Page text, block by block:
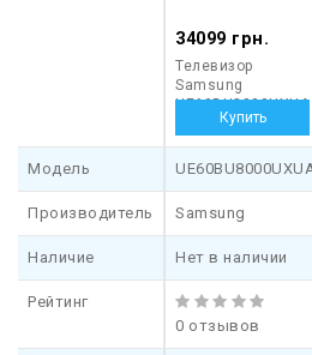
с легкостью обмениваться
независимо от модели и
устройств. В случае телевизора
на него можно напрямую
устройств — к примеру, со
базе обычной «локалки», для
беспроводной Wi-Fi.
34099 грн.
Телевизор
Samsung
UE60BU8000UXUA
Модель
Производитель Samsung
Наличие Нет в наличии
Рейтинг
0 отзывов